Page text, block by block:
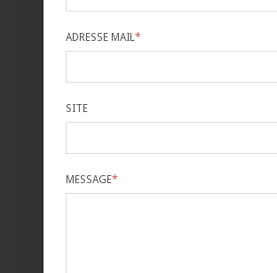
ADRESSE MAIL *
SITE
MESSAGE*